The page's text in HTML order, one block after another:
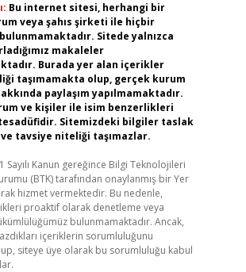
Bu internet sitesi, herhangi bir
veya şahıs şirketi ile hiçbir
Sitede yalnızca
makaleler
Burada yer alan içerikler
taşımamakta olup, gerçek kurum
paylaşım yapılmamaktadır.
ve kişiler ile isim benzerlikleri
Sitemizdeki bilgiler taslak
tavsiye niteliği taşımazlar.
Sayılı Kanun gereğince Bilgi Teknolojileri
(BTK) tarafından onaylanmış bir Yer
hizmet vermektedir. Bu nedenle,
proaktif olarak denetleme veya
bulunmamaktadır. Ancak,
içeriklerin sorumluluğunu
siteye üye olarak bu sorumluluğu kabul